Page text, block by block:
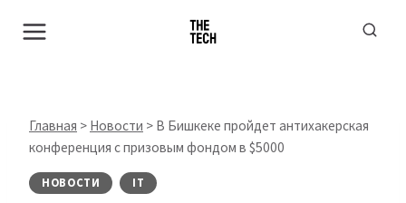
Главная > Новости > В Бишкеке пройдет антихакерская
конференция с призовым фондом в $5000
НОВОСТИ IT